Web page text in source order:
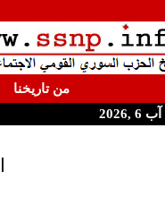
من تاريخنا
آب 6 ,2026